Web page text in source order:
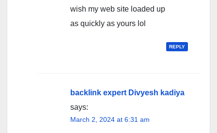
wish my web site loaded up
as quickly as yours lol
REPLY
backlink expert Divyesh kadiya
says:
March 2, 2024 at 6:31 am